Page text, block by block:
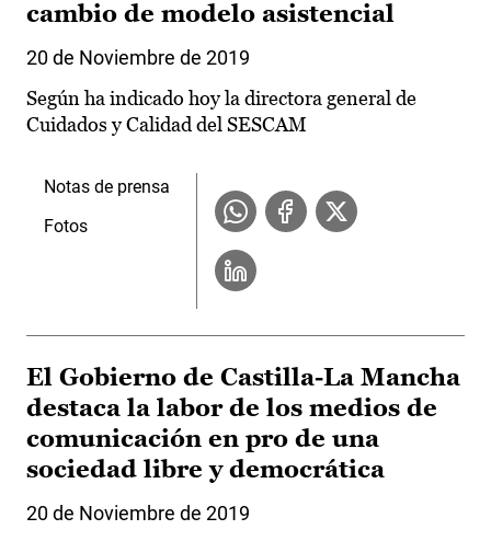
cambio de modelo asistencial
20 de Noviembre de 2019
Según ha indicado hoy la directora general de
Cuidados y Calidad del SESCAM
Notas de prensa
Fotos
El Gobierno de Castilla-La Mancha
destaca la labor de los medios de
comunicación en pro de una
sociedad libre y democrática
20 de Noviembre de 2019